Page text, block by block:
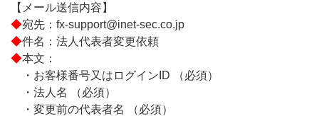
【メール送信内容】
◆宛先：fx-support@inet-sec.co.jp
◆件名：法人代表者変更依頼
◆本文：
・お客様番号又はログインID （必須）
・法人名 （必須）
・変更前の代表者名 （必須）